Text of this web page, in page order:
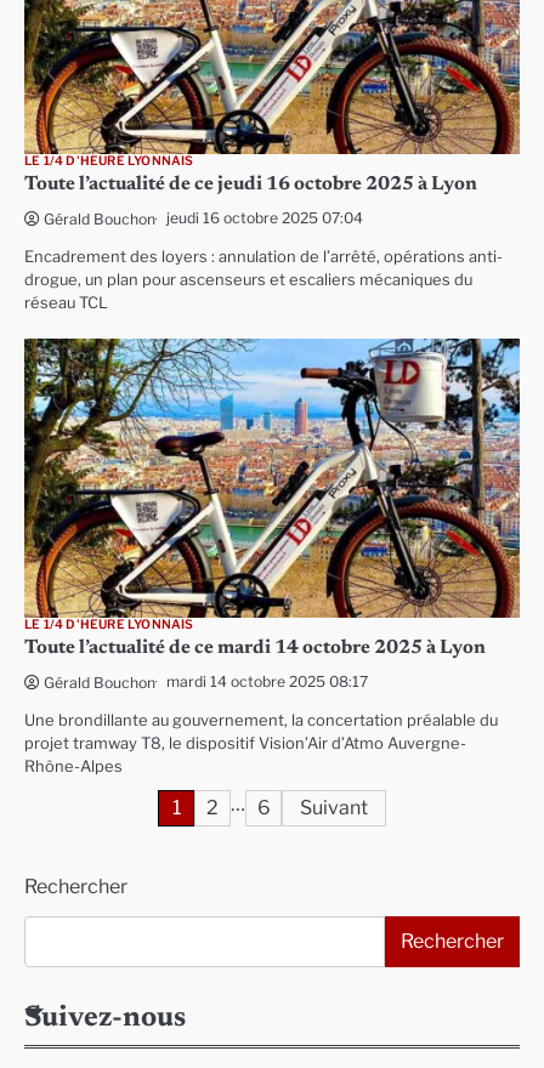
LE 1/4 D'HEURE LYONNAIS
Toute l’actualité de ce jeudi 16 octobre 2025 à Lyon
Gérald Bouchon jeudi 16 octobre 2025 07:04
Encadrement des loyers : annulation de l’arrêté, opérations anti-
drogue, un plan pour ascenseurs et escaliers mécaniques du
réseau TCL
LE 1/4 D'HEURE LYONNAIS
Toute l’actualité de ce mardi 14 octobre 2025 à Lyon
Gérald Bouchon mardi 14 octobre 2025 08:17
Une brondillante au gouvernement, la concertation préalable du
projet tramway T8, le dispositif Vision’Air d’Atmo Auvergne-
Rhône-Alpes
publications
1 2 … 6 Suivant
Rechercher
Rechercher
Suivez-nous